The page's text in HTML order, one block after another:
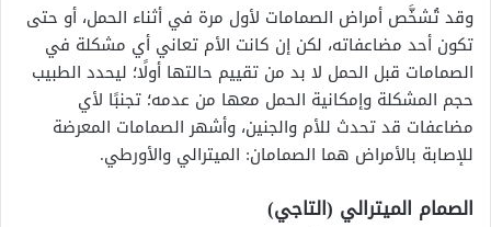
وقد تُشخَّص أمراض الصمامات لأول مرة في أثناء الحمل، أو حتى
تكون أحد مضاعفاته، لكن إن كانت الأم تعاني أي مشكلة في
الصمامات قبل الحمل لا بد من تقييم حالتها أولًا؛ ليحدد الطبيب
حجم المشكلة وإمكانية الحمل معها من عدمه؛ تجنبًا لأي
مضاعفات قد تحدث للأم والجنين، وأشهر الصمامات المعرضة
للإصابة بالأمراض هما الصمامان: الميترالي والأورطي.
الصمام الميترالي (التاجي)